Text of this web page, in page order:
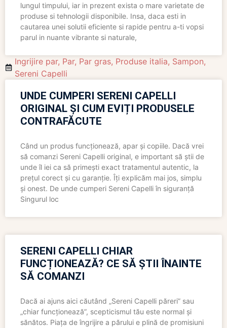
lungul timpului, iar in prezent exista o mare varietate de
produse si tehnologii disponibile. Insa, daca esti in
cautarea unei solutii eficiente si rapide pentru a-ti vopsi
parul in nuante vibrante si naturale,
Ingrijire par, Par, Par gras, Produse italia, Sampon,
Sereni Capelli
UNDE CUMPERI SERENI CAPELLI
ORIGINAL ȘI CUM EVIȚI PRODUSELE
CONTRAFĂCUTE
Când un produs funcționează, apar și copiile. Dacă vrei
să comanzi Sereni Capelli original, e important să știi de
unde îl iei ca să primești exact tratamentul autentic, la
prețul corect și cu garanție. Îți explicăm mai jos, simplu
și onest. De unde cumperi Sereni Capelli în siguranță
Singurul loc
SERENI CAPELLI CHIAR
FUNCȚIONEAZĂ? CE SĂ ȘTII ÎNAINTE
SĂ COMANZI
Dacă ai ajuns aici căutând „Sereni Capelli păreri” sau
„chiar funcționează”, scepticismul tău este normal și
sănătos. Piața de îngrijire a părului e plină de promisiuni